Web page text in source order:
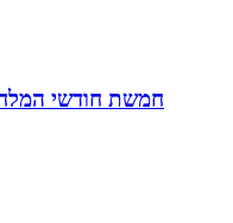
חמשת חודשי